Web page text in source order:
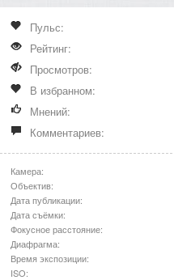
Пульс:
Рейтинг:
Просмотров:
В избранном:
Мнений:
Комментариев:
Камера:
Объектив:
Дата публикации:
Дата съёмки:
Фокусное расстояние:
Диафрагма:
Время экспозиции:
ISO: